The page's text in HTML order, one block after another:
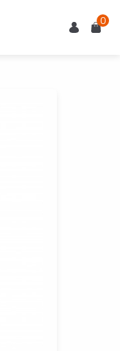
UživatelKošík
0